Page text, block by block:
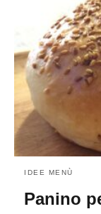
IDEE MENÙ
Panino